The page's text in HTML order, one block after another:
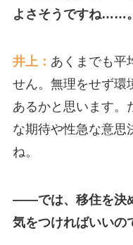
よさそうですね……。
井上： あくまでも平
せん。無理をせず環
あるかと思います。
な期待や性急な意思
ね。
――では、移住を決
気をつければいいの